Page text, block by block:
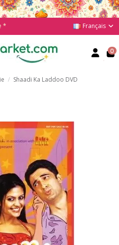
* Français
0
Shaadi Ka Laddoo DVD